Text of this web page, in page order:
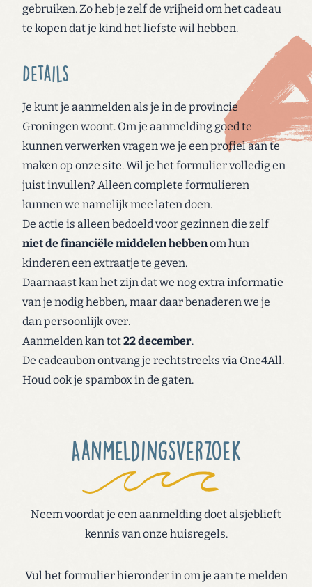
gebruiken. Zo heb je zelf de vrijheid om het cadeau
te kopen dat je kind het liefste wil hebben.
Details
Je kunt je aanmelden als je in de provincie
Groningen woont. Om je aanmelding goed te
kunnen verwerken vragen we je een profiel aan te
maken op onze site. Wil je het formulier volledig en
juist invullen? Alleen complete formulieren
kunnen we namelijk mee laten doen.
De actie is alleen bedoeld voor gezinnen die zelf
niet de financiële middelen hebbenom hun
kinderen een extraatje te geven.
Daarnaast kan het zijn dat we nog extra informatie
van je nodig hebben, maar daar benaderen we je
dan persoonlijk over.
Aanmelden kan tot22 december.
De cadeaubon ontvang je rechtstreeks via One4All.
Houd ook je spambox in de gaten.
Aanmeldingsverzoek
Neem voordat je een aanmelding doet alsjeblieft
kennis van onze huisregels.
Vul het formulier hieronder in om je aan te melden